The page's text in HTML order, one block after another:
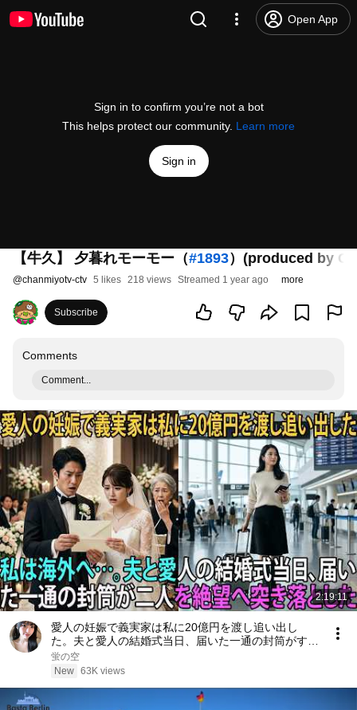
Open App
Sign in to confirm you’re not a bot
This helps protect our community. Learn more
Sign in
【牛久】 夕暮れモーモー（#1893）(produced by
@chanmiyotv-ctv 5 likes 218 views Streamed 1 year ago more
Subscribe
Comments
Comment...
2:19:11
愛人の妊娠で義実家は私に20億円を渡し追い出し
た。夫と愛人の結婚式当日、届いた一通の封筒がすべ
てを終わらせた――| 感動する話 | スカッとする話
蛍の空
New 63K views